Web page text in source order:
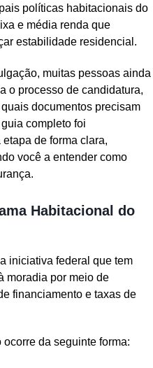
políticas habitacionais do
e média renda que
estabilidade residencial.
muitas pessoas ainda
o processo de candidatura,
documentos precisam
completo foi
de forma clara,
você a entender como
Habitacional do
iniciativa federal que tem
moradia por meio de
financiamento e taxas de
da seguinte forma: